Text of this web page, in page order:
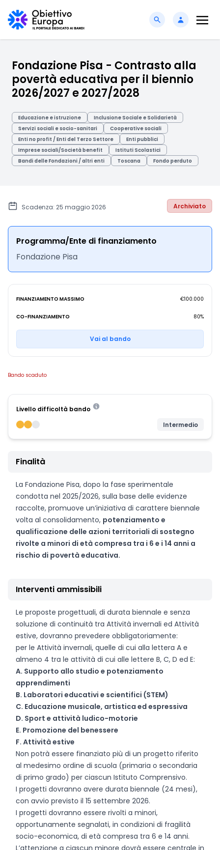
Fondazione Pisa - Contrasto alla
povertà educativa per il biennio
2026/2027 e 2027/2028
Educazione e istruzione
Inclusione Sociale e Solidarietà
Servizi sociali e socio-sanitari
Cooperative sociali
Enti no profit / Enti del Terzo Settore
Enti pubblici
Imprese sociali/Società benefit
Istituti Scolastici
Bandi delle Fondazioni / altri enti
Toscana Fondo perduto
Scadenza: 25 maggio 2026 Archiviato
Programma/Ente di finanziamento
Fondazione Pisa
FINANZIAMENTO MASSIMO €100.000
CO-FINANZIAMENTO 80%
Vai al bando
Bando scaduto
Livello difficoltà bando
Intermedio
Finalità
La Fondazione Pisa, dopo la fase sperimentale
condotta nel 2025/2026, sulla base delle evidenze
raccolte, promuove un’iniziativa di carattere biennale
volta al consolidamento, potenziamento e
qualificazione delle azioni territoriali di sostegno
rivolte a minori di età compresa tra i 6 e i 14 anni a
rischio di povertà educativa.
Interventi ammissibili
Le proposte progettuali, di durata biennale e senza
soluzione di continuità tra Attività invernali ed Attività
estive, dovranno prevedere obbligatoriamente:
per le Attività invernali, quelle di cui alla lettera A e
almeno 4 tra le attività di cui alle lettere B, C, D ed E:
A. Supporto allo studio e potenziamento
apprendimenti
B. Laboratori educativi e scientifici (STEM)
C. Educazione musicale, artistica ed espressiva
D. Sport e attività ludico-motorie
E. Promozione del benessere
F. Attività estive
Non potrà essere finanziato più di un progetto riferito
al medesimo ordine di scuola (primaria o secondaria
di primo grado) per ciascun Istituto Comprensivo.
I progetti dovranno avere durata biennale (24 mesi),
con avvio previsto il 15 settembre 2026.
I progetti dovranno essere rivolti a minori,
opportunamente segnalati, in condizioni di fragilità
socio-economica, di età compresa tra 6 e 14 anni.
L’attenzione a ciascun minore dovrà essere centrale in